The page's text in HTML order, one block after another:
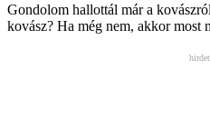
Gondolom hallottál már a
kovász? Ha még nem, akkor most